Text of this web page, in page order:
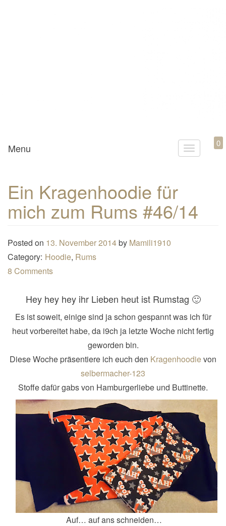
Mamili1910
T
a
t
i
n
Menu 0
Ein Kragenhoodie für
mich zum Rums #46/14
Posted on 13. November 2014by Mamili1910
Category: Hoodie, Rums
8 Comments
Hey hey hey ihr Lieben heut ist Rumstag 🙂
Es ist soweit, einige sind ja schon gespannt was ich für
heut vorbereitet habe, da i9ch ja letzte Woche nicht fertig
geworden bin.
Diese Woche präsentiere ich euch den Kragenhoodievon
selbermacher-123
Stoffe dafür gabs von Hamburgerliebe und Buttinette.
Auf… auf ans schneiden…